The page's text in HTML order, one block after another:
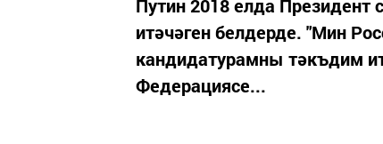
Путин 2018 елда
итәчәген белдерде. "Мин
кандидатурамны тәкъдим
Федерациясе...